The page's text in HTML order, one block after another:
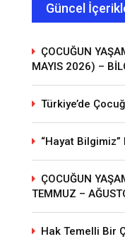
Güncel
ÇOCUĞUN
MAYIS 2026) –
Türkiye’de
“Hayat Bilgimiz”
ÇOCUĞUN
TEMMUZ –
Hak Temelli Bir